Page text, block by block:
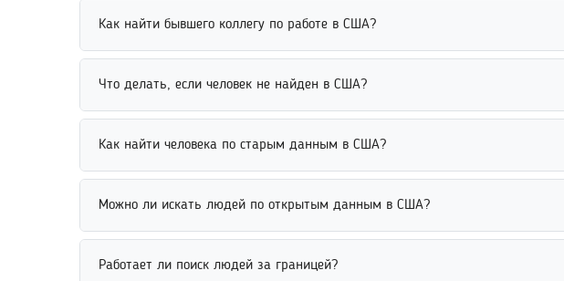
Как найти бывшего коллегу по работе в США?
Найти бывшего коллегу по работе можно через профессиональные
Что делать, если человек не найден в США?
Если человек не найден, рекомендуется уточнить поисковый запрос и
Как найти человека по старым данным в США?
Найти человека по старым данным можно через архивные профили,
Можно ли искать людей по открытым данным в США?
Поиск людей по открытым данным выполняется на основе информации из
Работает ли поиск людей за границей?